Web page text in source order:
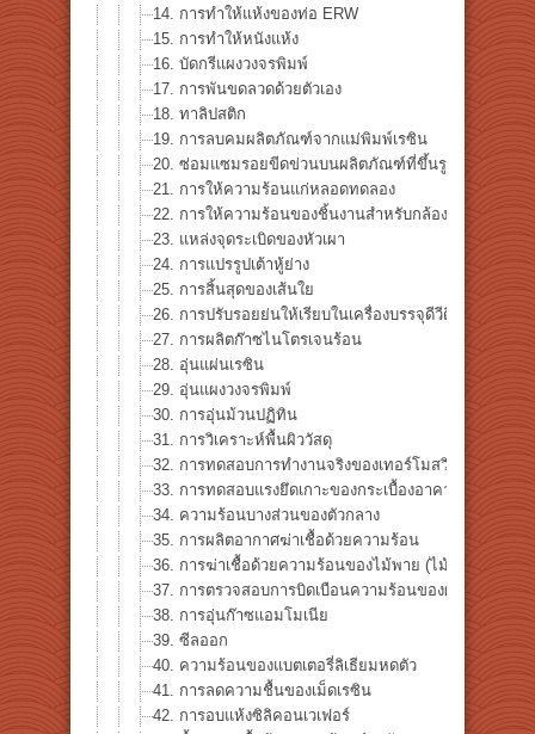
14. การทำให้แห้งของท่อ ERW
15. การทำให้หนังแห้ง
16. บัดกรีแผงวงจรพิมพ์
17. การพันขดลวดด้วยตัวเอง
18. ทาลิปสติก
19. การลบคมผลิตภัณฑ์จากแม่พิมพ์เรซิน
20. ซ่อมแซมรอยขีดข่วนบนผลิตภัณฑ์ที่ขึ้นรูปด้วยเรซิน
21. การให้ความร้อนแก่หลอดทดลอง
22. การให้ความร้อนของชิ้นงานสำหรับกล้องจุลทรรศน์อิเ
23. แหล่งจุดระเบิดของหัวเผา
24. การแปรรูปเต้าหู้ย่าง
25. การสิ้นสุดของเส้นใย
26. การปรับรอยย่นให้เรียบในเครื่องบรรจุดีวีดี
27. การผลิตก๊าซไนโตรเจนร้อน
28. อุ่นแผ่นเรซิน
29. อุ่นแผงวงจรพิมพ์
30. การอุ่นม้วนปฏิทิน
31. การวิเคราะห์พื้นผิววัสดุ
32. การทดสอบการทำงานจริงของเทอร์โมสวิตช์
33. การทดสอบแรงยึดเกาะของกระเบื้องอาคาร
34. ความร้อนบางส่วนของตัวกลาง
35. การผลิตอากาศฆ่าเชื้อด้วยความร้อน
36. การฆ่าเชื้อด้วยความร้อนของไม้พาย (ไม้พาย, ช้อนย
37. การตรวจสอบการบิดเบือนความร้อนของผลึกเหลว
38. การอุ่นก๊าซแอมโมเนีย
39. ซีลออก
40. ความร้อนของแบตเตอรี่ลิเธียมหดตัว
41. การลดความชื้นของเม็ดเรซิน
42. การอบแห้งซิลิคอนเวเฟอร์